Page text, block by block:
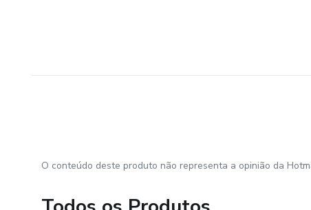
O conteúdo deste produto não representa a opinião da